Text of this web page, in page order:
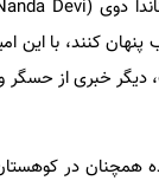
کنند، با این
خبری از حسگر و
شده همچنان در